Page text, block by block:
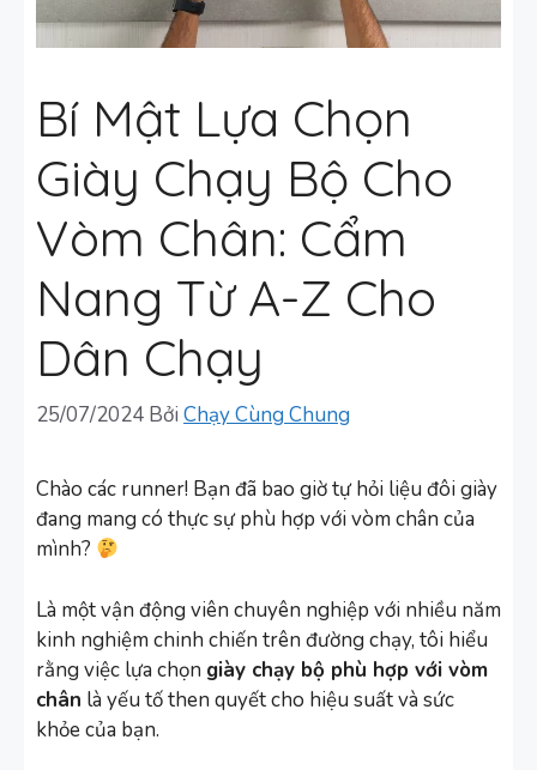
Bí Mật Lựa Chọn
Giày Chạy Bộ Cho
Vòm Chân: Cẩm
Nang Từ A-Z Cho
Dân Chạy
25/07/2024 Bởi Chạy Cùng Chung
Chào các runner! Bạn đã bao giờ tự hỏi liệu đôi giày
đang mang có thực sự phù hợp với vòm chân của
mình?
Là một vận động viên chuyên nghiệp với nhiều năm
kinh nghiệm chinh chiến trên đường chạy, tôi hiểu
rằng việc lựa chọn giày chạy bộ phù hợp với vòm
chân là yếu tố then quyết cho hiệu suất và sức
khỏe của bạn.